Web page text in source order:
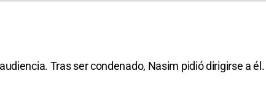
Tras ser condenado, Nasim pidió dirigirse a él.